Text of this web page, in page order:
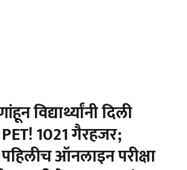
विद्यार्थ्यांनी दिली
PET! 1021 गैरहजर;
पहिलीच ऑनलाइन परीक्षा